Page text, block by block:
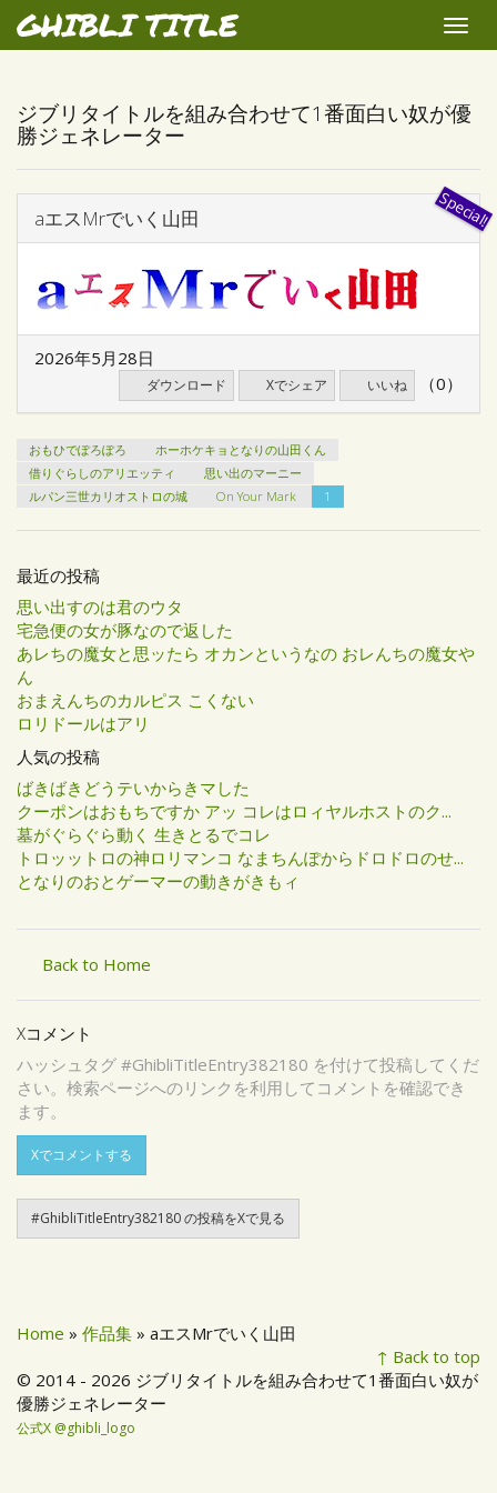
GHIBLI TITLE
Toggle
ジブリタイトルを組み合わせて1番面白い奴が優
勝ジェネレーター
aエスMrでいく山田
2026年5月28日
ダウンロード Xでシェア いいね （0）
おもひでぽろぽろ
ホーホケキョとなりの山田くん
借りぐらしのアリエッティ
思い出のマーニー
ルパン三世カリオストロの城
On Your Mark 1
最近の投稿
思い出すのは君のウタ
宅急便の女が豚なので返した
あレちの魔女と思ッたら オカンというなの おレんちの魔女や
ん
おまえんちのカルピス こくない
ロリドールはアリ
人気の投稿
ばきばきどうテいからきマした
クーポンはおもちですか アッ コレはロィヤルホストのク...
墓がぐらぐら動く 生きとるでコレ
トロッットロの神ロリマンコ なまちんぽからドロドロのせ...
となりのおとゲーマーの動きがきもィ
Back to Home
Xコメント
ハッシュタグ #GhibliTitleEntry382180 を付けて投稿してくだ
さい。検索ページへのリンクを利用してコメントを確認でき
ます。
Xでコメントする
#GhibliTitleEntry382180 の投稿をXで見る
Home » 作品集 » aエスMrでいく山田
↑ Back to top
© 2014 - 2026 ジブリタイトルを組み合わせて1番面白い奴が
優勝ジェネレーター
公式X @ghibli_logo